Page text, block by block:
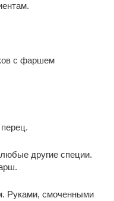
с фаршем
другие специи.
Руками, смоченными